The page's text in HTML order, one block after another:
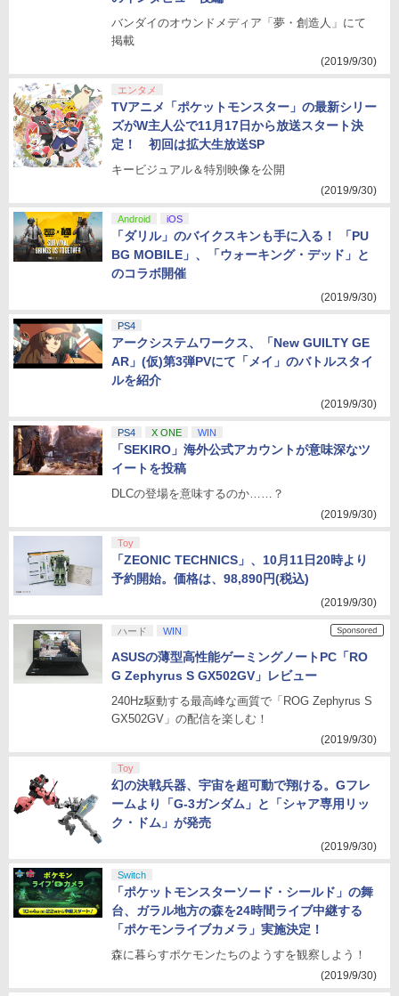
バンダイのオウンドメディア「夢・創造人」にて
掲載
(2019/9/30)
エンタメ
TVアニメ「ポケットモンスター」の最新シリー
ズがW主人公で11月17日から放送スタート決
定！ 初回は拡大生放送SP
キービジュアル＆特別映像を公開
(2019/9/30)
Android iOS
「ダリル」のバイクスキンも手に入る！ 「PU
BG MOBILE」、「ウォーキング・デッド」と
のコラボ開催
(2019/9/30)
PS4
アークシステムワークス、「New GUILTY GE
AR」(仮)第3弾PVにて「メイ」のバトルスタイ
ルを紹介
(2019/9/30)
PS4 X ONE WIN
「SEKIRO」海外公式アカウントが意味深なツ
イートを投稿
DLCの登場を意味するのか……？
(2019/9/30)
Toy
「ZEONIC TECHNICS」、10月11日20時より
予約開始。価格は、98,890円(税込)
(2019/9/30)
ハード WIN
ASUSの薄型高性能ゲーミングノートPC「RO
G Zephyrus S GX502GV」レビュー
240Hz駆動する最高峰な画質で「ROG Zephyrus S
GX502GV」の配信を楽しむ！
(2019/9/30)
Toy
幻の決戦兵器、宇宙を超可動で翔ける。Gフレ
ームより「G-3ガンダム」と「シャア専用リッ
ク・ドム」が発売
(2019/9/30)
Switch
「ポケットモンスターソード・シールド」の舞
台、ガラル地方の森を24時間ライブ中継する
「ポケモンライブカメラ」実施決定！
森に暮らすポケモンたちのようすを観察しよう！
(2019/9/30)